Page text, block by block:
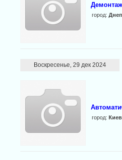
город:
Воскресенье, 29 дек 2024
город: Киев